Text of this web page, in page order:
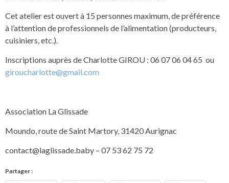
Cet atelier est ouvert à 15 personnes maximum, de préférence
à l’attention de professionnels de l’alimentation (producteurs,
cuisiniers, etc.).
Inscriptions auprès de Charlotte GIROU : 06 07 06 04 65 ou
giroucharlotte@gmail.com
Association La Glissade
Moundo, route de Saint Martory, 31420 Aurignac
contact@laglissade.baby – 07 53 62 75 72
Partager :